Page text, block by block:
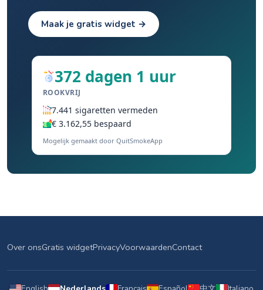
Maak je gratis widget →
372 dagen 1 uur
ROOKVRIJ
7.441 sigaretten vermeden
€ 3.162,55 bespaard
Mogelijk gemaakt door QuitSmokeApp
Over onsGratis widgetPrivacyVoorwaardenContact